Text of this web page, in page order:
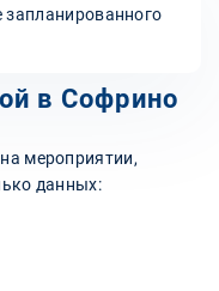
в Софрино
мероприятии,
данных: